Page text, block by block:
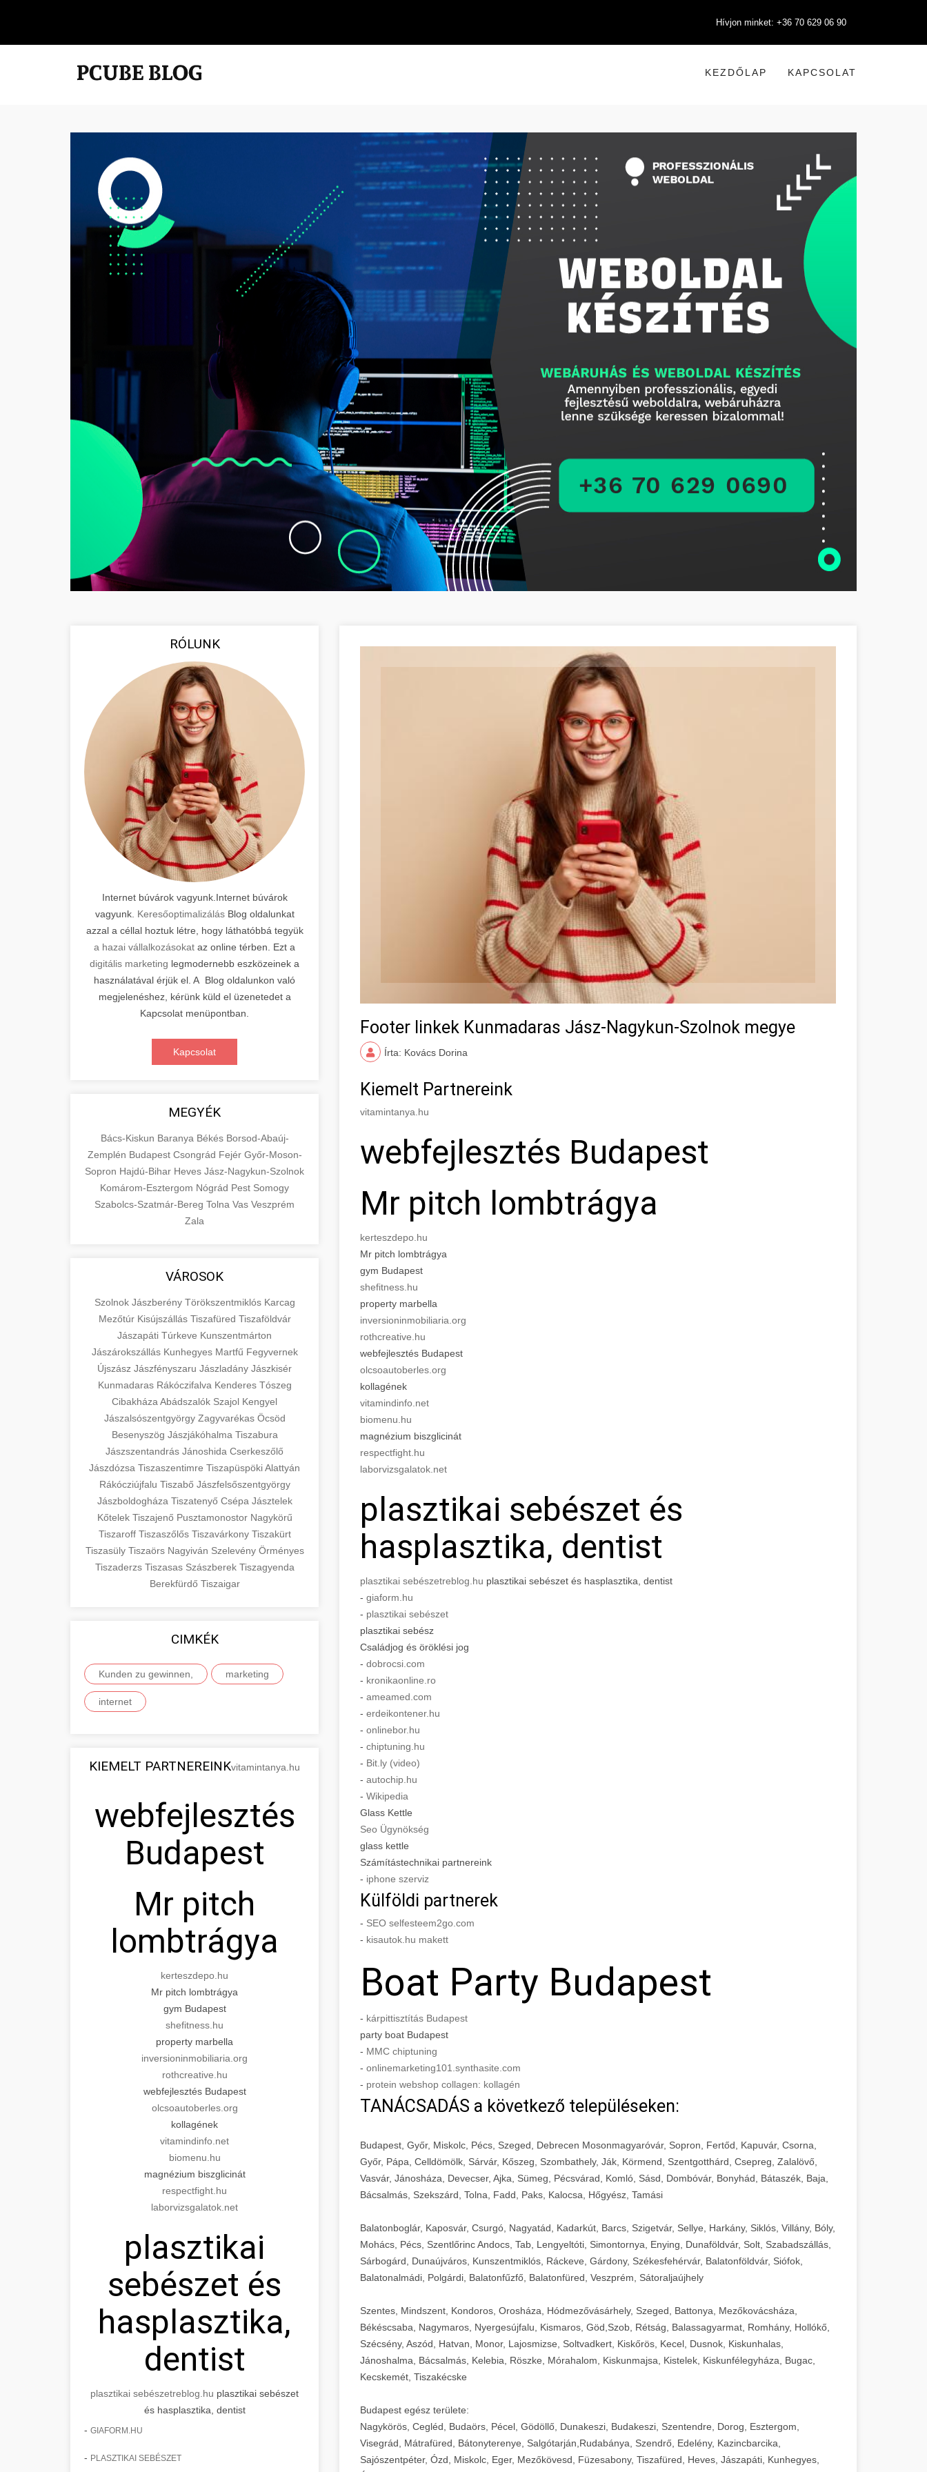
Hívjon minket: +36 70 629 06 90
KEZDŐLAP KAPCSOLAT
RÓLUNK
Internet búvárok vagyunk.Internet búvárok
vagyunk. KeresőoptimalizálásBlog oldalunkat
azzal a céllal hoztuk létre, hogy láthatóbbá tegyük
a hazai vállalkozásokat az online térben. Ezt a
digitális marketing legmodernebb eszközeinek a
használatával érjük el. A Blog oldalunkon való
megjelenéshez, kérünk küld el üzenetedet a
Kapcsolat menüpontban.
Kapcsolat
MEGYÉK
Bács-Kiskun Baranya Békés Borsod-Abaúj-
Zemplén Budapest Csongrád Fejér Győr-Moson-
Sopron Hajdú-Bihar Heves Jász-Nagykun-Szolnok
Komárom-Esztergom Nógrád Pest Somogy
Szabolcs-Szatmár-Bereg Tolna Vas Veszprém
Zala
VÁROSOK
Szolnok Jászberény Törökszentmiklós Karcag
Mezőtúr Kisújszállás Tiszafüred Tiszaföldvár
Jászapáti Túrkeve Kunszentmárton
Jászárokszállás Kunhegyes Martfű Fegyvernek
Újszász Jászfényszaru Jászladány Jászkisér
Kunmadaras Rákóczifalva Kenderes Tószeg
Cibakháza Abádszalók Szajol Kengyel
Jászalsószentgyörgy Zagyvarékas Öcsöd
Besenyszög Jászjákóhalma Tiszabura
Jászszentandrás Jánoshida Cserkeszőlő
Jászdózsa Tiszaszentimre TiszapüspökiAlattyán
Rákócziújfalu Tiszabő Jászfelsőszentgyörgy
Jászboldogháza Tiszatenyő Csépa Jásztelek
Kőtelek Tiszajenő Pusztamonostor Nagykörű
Tiszaroff Tiszaszőlős Tiszavárkony Tiszakürt
Tiszasüly Tiszaörs Nagyiván Szelevény Örményes
Tiszaderzs Tiszasas Szászberek Tiszagyenda
Berekfürdő Tiszaigar
CIMKÉK
Kunden zu gewinnen, marketing
internet
KIEMELT PARTNEREINKvitamintanya.hu
webfejlesztés
Budapest
Mr pitch
lombtrágya
kerteszdepo.hu
Mr pitch lombtrágya
gym Budapest
shefitness.hu
property marbella
inversioninmobiliaria.org
rothcreative.hu
webfejlesztés Budapest
olcsoautoberles.org
kollagének
vitamindinfo.net
biomenu.hu
magnézium biszglicinát
respectfight.hu
laborvizsgalatok.net
plasztikai
sebészet és
hasplasztika,
dentist
plasztikai sebészetreblog.hu plasztikai sebészet
és hasplasztika, dentist
- GIAFORM.HU
- PLASZTIKAI SEBÉSZET
Footer linkek Kunmadaras Jász-Nagykun-Szolnok megye
Írta: Kovács Dorina
Kiemelt Partnereink
vitamintanya.hu
webfejlesztés Budapest
Mr pitch lombtrágya
kerteszdepo.hu
Mr pitch lombtrágya
gym Budapest
shefitness.hu
property marbella
inversioninmobiliaria.org
rothcreative.hu
webfejlesztés Budapest
olcsoautoberles.org
kollagének
vitamindinfo.net
biomenu.hu
magnézium biszglicinát
respectfight.hu
laborvizsgalatok.net
plasztikai sebészet és
hasplasztika, dentist
plasztikai sebészetreblog.hu plasztikai sebészet és hasplasztika, dentist
- giaform.hu
- plasztikai sebészet
plasztikai sebész
Családjog és öröklési jog
- dobrocsi.com
- kronikaonline.ro
- ameamed.com
- erdeikontener.hu
- onlinebor.hu
- chiptuning.hu
- Bit.ly (video)
- autochip.hu
- Wikipedia
Glass Kettle
Seo Ügynökség
glass kettle
Számítástechnikai partnereink
- iphone szerviz
Külföldi partnerek
- SEO selfesteem2go.com
- kisautok.hu makett
Boat Party Budapest
- kárpittisztítás Budapest
party boat Budapest
- MMC chiptuning
- onlinemarketing101.synthasite.com
- protein webshop collagen: kollagén
TANÁCSADÁS a következő településeken:
Budapest, Győr, Miskolc, Pécs, Szeged, Debrecen Mosonmagyaróvár, Sopron, Fertőd, Kapuvár, Csorna,
Győr, Pápa, Celldömölk, Sárvár, Kőszeg, Szombathely, Ják, Körmend, Szentgotthárd, Csepreg, Zalalövő,
Vasvár, Jánosháza, Devecser, Ajka, Sümeg, Pécsvárad, Komló, Sásd, Dombóvár, Bonyhád, Bátaszék, Baja,
Bácsalmás, Szekszárd, Tolna, Fadd, Paks, Kalocsa, Hőgyész, Tamási
Balatonboglár, Kaposvár, Csurgó, Nagyatád, Kadarkút, Barcs, Szigetvár, Sellye, Harkány, Siklós, Villány, Bóly,
Mohács, Pécs, Szentlőrinc Andocs, Tab, Lengyeltóti, Simontornya, Enying, Dunaföldvár, Solt, Szabadszállás,
Sárbogárd, Dunaújváros, Kunszentmiklós, Ráckeve, Gárdony, Székesfehérvár, Balatonföldvár, Siófok,
Balatonalmádi, Polgárdi, Balatonfűzfő, Balatonfüred, Veszprém, Sátoraljaújhely
Szentes, Mindszent, Kondoros, Orosháza, Hódmezővásárhely, Szeged, Battonya, Mezőkovácsháza,
Békéscsaba, Nagymaros, Nyergesújfalu, Kismaros, Göd,Szob, Rétság, Balassagyarmat, Romhány, Hollókő,
Szécsény, Aszód, Hatvan, Monor, Lajosmizse, Soltvadkert, Kiskőrös, Kecel, Dusnok, Kiskunhalas,
Jánoshalma, Bácsalmás, Kelebia, Röszke, Mórahalom, Kiskunmajsa, Kistelek, Kiskunfélegyháza, Bugac,
Kecskemét, Tiszakécske
Budapest egész területe:
Nagykörös, Cegléd, Budaörs, Pécel, Gödöllő, Dunakeszi, Budakeszi, Szentendre, Dorog, Esztergom,
Visegrád, Mátrafüred, Bátonyterenye, Salgótarján,Rudabánya, Szendrő, Edelény, Kazincbarcika,
Sajószentpéter, Ózd, Miskolc, Eger, Mezőkövesd, Füzesabony, Tiszafüred, Heves, Jászapáti, Kunhegyes,